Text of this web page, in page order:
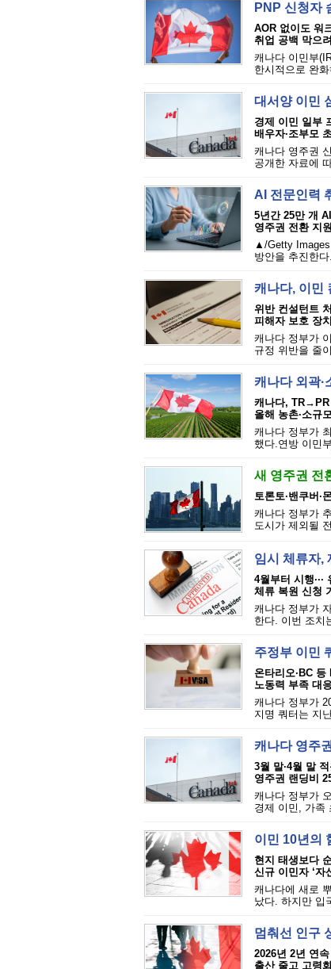
PNP 신청자
AOR 없이도 워
취업 공백 막으
캐나다 이민부
한시적으로 완
대서양 이민
경제 이민 일부
배우자·조부모
캐나다 영주권
공개한 자료에
AI 전문인력
5년간 25만 개
영주권 전환 지
▲/Getty Images
방안을 추진한
캐나다, 이민
위반 컨설턴트
피해자 보호 장
캐나다 정부가
규정 위반을 줄
캐나다 외곽·
캐나다, TR→PR
올해 농촌·소규
캐나다 정부가
했다.연방 이민
새 영주권 전
토론토·밴쿠버·
캐나다 정부가
도시가 제외될
임시 체류자,
4월부터 시행···
체류 복원 신청
캐나다 정부가
한다. 이번 조치
주정부 이민
온타리오·BC
노동력 부족 대
캐나다 정부가
지명 쿼터는 지
캐나다 영주
3월 말·4월 말 적
영주권 랜딩비
캐나다 정부가
경제 이민, 가족
이민 10년의
현지 태생보다
신규 이민자 ‘자
캐나다에 새로
났다. 하지만 입
멈춰선 인구
2026년 2년 연
출산 줄고 고령